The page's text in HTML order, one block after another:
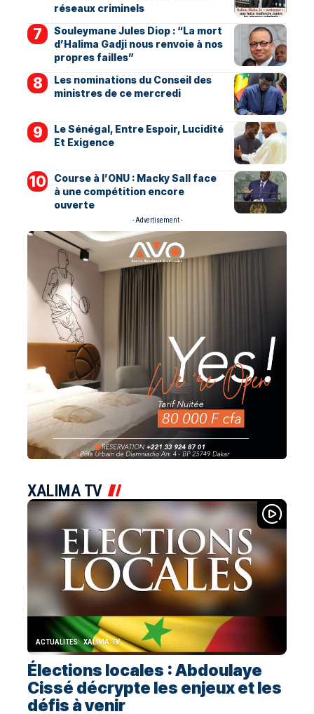
réseaux criminels
Souleymane Jules Diop : “La mort
d’Halima Gadji nous renvoie à nos
propres failles”
Les nominations du Conseil des
ministres de ce mercredi
Le Sénégal, Entre Espoir, Lucidité
Et Exigence
Course à l’ONU : Macky Sall face
à une compétition encore
ouverte
- Advertisement -
XALIMA TV
ACTUALITES XALIMA TV
Élections locales : Abdoulaye
Cissé décrypte les enjeux et les
défis à venir